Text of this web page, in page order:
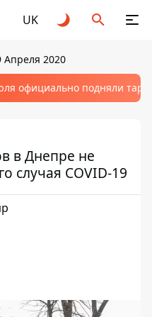
UK
Апреля 2020
официально подняли
в Днепре не
случая COVID-19